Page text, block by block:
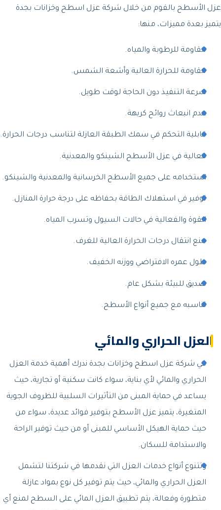
عزل الأسطح بالفوم من خلال شركة عزل اسطح وخزانات بجدة
يتميز بعدة مميزات، منها:
مقاومة للرطوبة والمياه.
مقاومة للحرارة العالية وأشعة الشمس.
سرعة التنفيذ دون الحاجة لوقت طويل.
عدم انبعاث روائح كريهة.
قابلية التحكم في سمك الطبقة العازلة لتناسب درجات الحرارة.
فعالية في عزل الأسطح الشينكو والمعدنية.
استخدامه على جميع الأسطح الخرسانية والمعدنية والشينكو.
توفير في استهلاك الطاقة بحفاظه على درجة حرارة المنازل.
القوة والفعالية في حالات السيول وتسرب المياه.
منع انتقال درجات الحرارة العالية للغرف.
طول عمره الافتراضي ووزنه الخفيف.
صديق للبيئة بشكل عام.
تناسبه مع جميع أنواع الأسطح.
العزل الحراري والمائي
في شركة عزل اسطح وخزانات بجدة ندرك أهمية خدمة العزل
الحراري والمائي لأي بناية، سواء كانت سكنية أو تجارية، حيث
يساعد في حماية المبنى من التأثيرات السلبية للظروف الجوية
المتغيرة، يتميز عزل الأسطح بتوفير فوائد عديدة، سواء من
حيث حماية الهيكل الأساسي للمبنى أو من حيث توفير الراحة
والاستدامة للسكان.
وتتنوع أنواع خدمات العزل التي نقدمها في شركتنا لتشمل
العزل الحراري والمائي، حيث يتم توفير كل نوع بمواد عازلة
متطورة وفعالة، يتم تطبيق العزل المائي على السطح لمنع أي